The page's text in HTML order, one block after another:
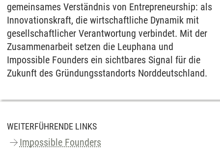
gemeinsames Verständnis von Entrepreneurship: als
Innovationskraft, die wirtschaftliche Dynamik mit
gesellschaftlicher Verantwortung verbindet. Mit der
Zusammenarbeit setzen die Leuphana und
Impossible Founders ein sichtbares Signal für die
Zukunft des Gründungsstandorts Norddeutschland.
WEITERFÜHRENDE LINKS
Impossible Founders